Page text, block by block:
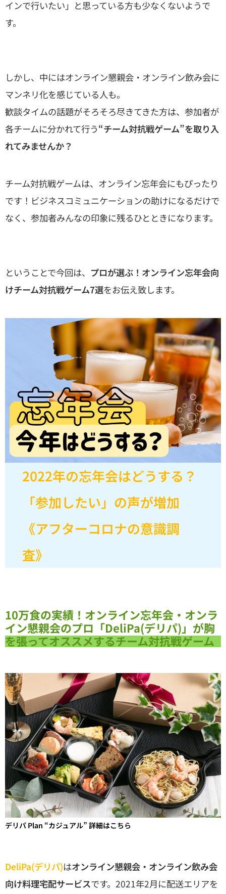
インで行いたい」と思っている方も少なくないようで
す。
しかし、中にはオンライン懇親会・オンライン飲み会に
マンネリ化を感じている人も。
歓談タイムの話題がそろそろ尽きてきた方は、参加者が
各チームに分かれて行う“チーム対抗戦ゲーム”を取り入
れてみませんか？
チーム対抗戦ゲームは、オンライン忘年会にもぴったり
です！ビジネスコミュニケーションの助けになるだけで
なく、参加者みんなの印象に残るひとときになります。
ということで今回は、 プロが選ぶ！オンライン忘年会向
けチーム対抗戦ゲーム7選をお伝え致します。
2022年の忘年会はどうする？
「参加したい」の声が増加
《アフターコロナの意識調
査》
10万食の実績！オンライン忘年会・オンラ
イン懇親会のプロ「DeliPa(デリパ)」が胸
を張ってオススメするチーム対抗戦ゲーム
デリパ Plan “カジュアル” 詳細はこちら
DeliPa(デリパ)はオンライン懇親会・オンライン飲み会
向け料理宅配サービスです。2021年2月に配送エリアを